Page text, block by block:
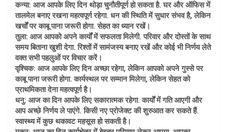
कन्या: आज आपके लिए दिन थोड़ा चुनौतीपूर्ण हो सकता है. घर और ऑफिस में
तालमेल बनाए रखना महत्वपूर्ण रहेगा. धन की स्थिति में सुधार संभव है, लेकिन
खर्चों पर काबू पाना जरूरी होगा. सेहत का ध्यान रखें।
तुला: आज आपको अपने कार्यों में सफलता मिलेगी. परिवार और दोस्तों के साथ
समय बिताना खुशी देगा. रिश्तों में सामंजस्य बनाए रखें और कोई भी निर्णय लेते
वक्त सभी पहलुओं पर विचार करें।
वृश्चिक: आज आपके लिए दिन अच्छा रहेगा, लेकिन आपको अपने गुस्से पर
काबू पाना जरूरी होगा. कार्यस्थल पर सम्मान मिलेगा, लेकिन सेहत को
प्राथमिकता देना महत्वपूर्ण है।
धनु: आज का दिन आपके लिए सकारात्मक रहेगा. कार्यों में गति आएगी और
आप अच्छे निर्णय ले पाएंगे. किसी नए प्रोजेक्ट की शुरुआत कर सकते हैं.
स्वास्थ्य में कुछ थकावट महसूस हो सकती है।